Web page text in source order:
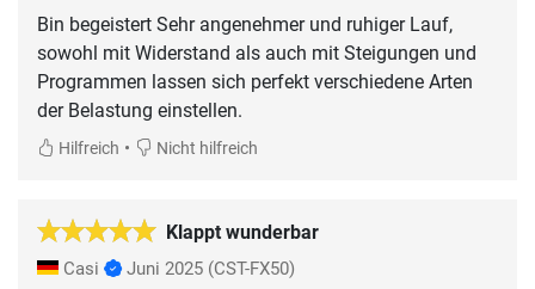
Bin begeistert Sehr angenehmer und ruhiger Lauf,
sowohl mit Widerstand als auch mit Steigungen und
Programmen lassen sich perfekt verschiedene Arten
der Belastung einstellen.
Hilfreich • Nicht hilfreich
Klappt wunderbar
Casi Juni 2025 (CST-FX50)